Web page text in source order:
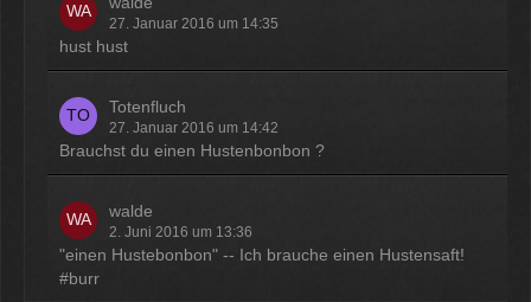
27. Januar 2016 um 14:35
hust hust
Totenfluch
27. Januar 2016 um 14:42
Brauchst du einen Hustenbonbon ?
walde
2. Juni 2016 um 13:36
"einen Hustebonbon" -- Ich brauche einen Hustensaft!
#burr